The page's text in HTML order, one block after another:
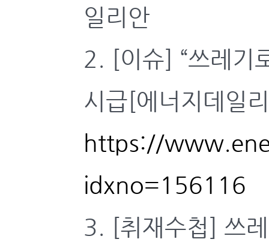
일리안
2. [이슈] “쓰레기
시급[에너지데일
https://
idxno=156116
3. [취재수첩] 쓰